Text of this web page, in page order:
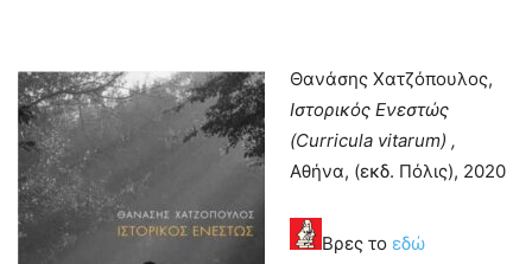
Θανάσης Χατζόπουλος,
Ιστορικός Ενεστώς
(Curricula vitarum) ,
Αθήνα, (εκδ. Πόλις), 2020
Βρες το εδώ